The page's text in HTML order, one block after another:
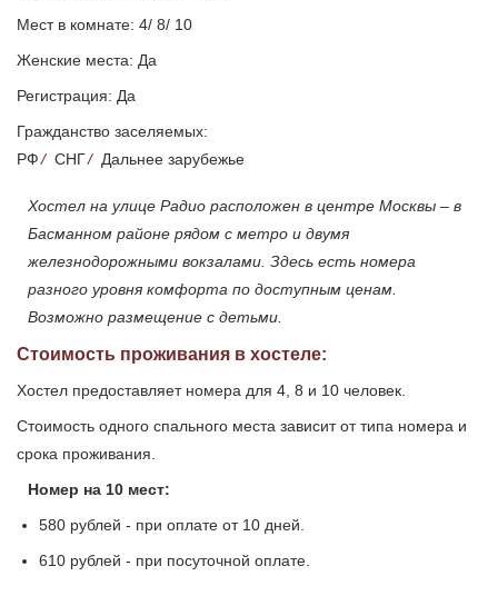
Мест в комнате: 4/ 8/ 10
Женские места: Да
Регистрация: Да
Гражданство заселяемых:
РФ/ СНГ/ Дальнее зарубежье
Хостел на улице Радио расположен в центре Москвы – в
Басманном районе рядом с метро и двумя
железнодорожными вокзалами. Здесь есть номера
разного уровня комфорта по доступным ценам.
Возможно размещение с детьми.
Стоимость проживания в хостеле:
Хостел предоставляет номера для 4, 8 и 10 человек.
Стоимость одного спального места зависит от типа номера и
срока проживания.
Номер на 10 мест:
580 рублей - при оплате от 10 дней.
610 рублей - при посуточной оплате.